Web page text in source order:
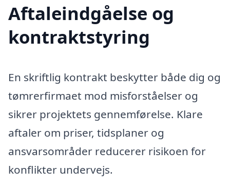
Aftaleindgåelse og
kontraktstyring
En skriftlig kontrakt beskytter både dig og
tømrerfirmaet mod misforståelser og
sikrer projektets gennemførelse. Klare
aftaler om priser, tidsplaner og
ansvarsområder reducerer risikoen for
konflikter undervejs.